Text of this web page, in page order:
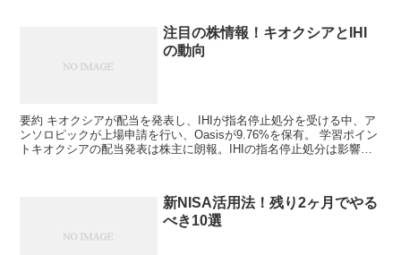
注目の株情報！キオクシアとIHI
の動向
要約 キオクシアが配当を発表し、IHIが指名停止処分を受ける中、ア
ンソロピックが上場申請を行い、Oasisが9.76%を保有。 学習ポイン
トキオクシアの配当発表は株主に朗報。IHIの指名停止処分は影響を
新NISA活用法！残り2ヶ月でやる
べき10選